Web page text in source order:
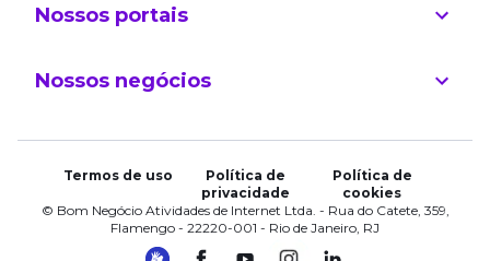
Nossos portais
Nossos negócios
Termos de uso
Política de
privacidade
Política de
cookies
© Bom Negócio Atividades de Internet Ltda. - Rua do Catete, 359,
Flamengo - 22220-001 - Rio de Janeiro, RJ